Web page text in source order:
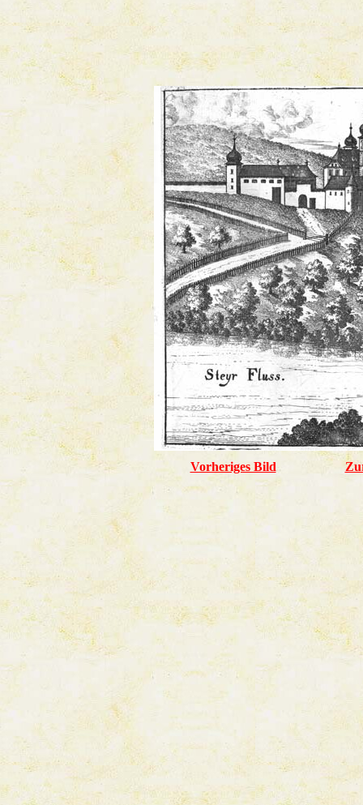
Vorheriges Bild